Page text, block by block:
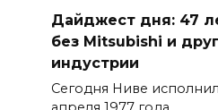
Дайджест дня: 47
без Mitsubishi и
индустрии
Сегодня Ниве